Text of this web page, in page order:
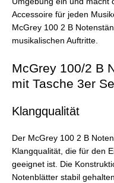
Accessoire für jeden
McGrey 100 2 B
musikalischen Auftritte.
McGrey 100/2 B
mit Tasche 3er
Klangqualität
Der McGrey 100 2 B
Klangqualität, die für den
geeignet ist. Die
Notenblätter stabil